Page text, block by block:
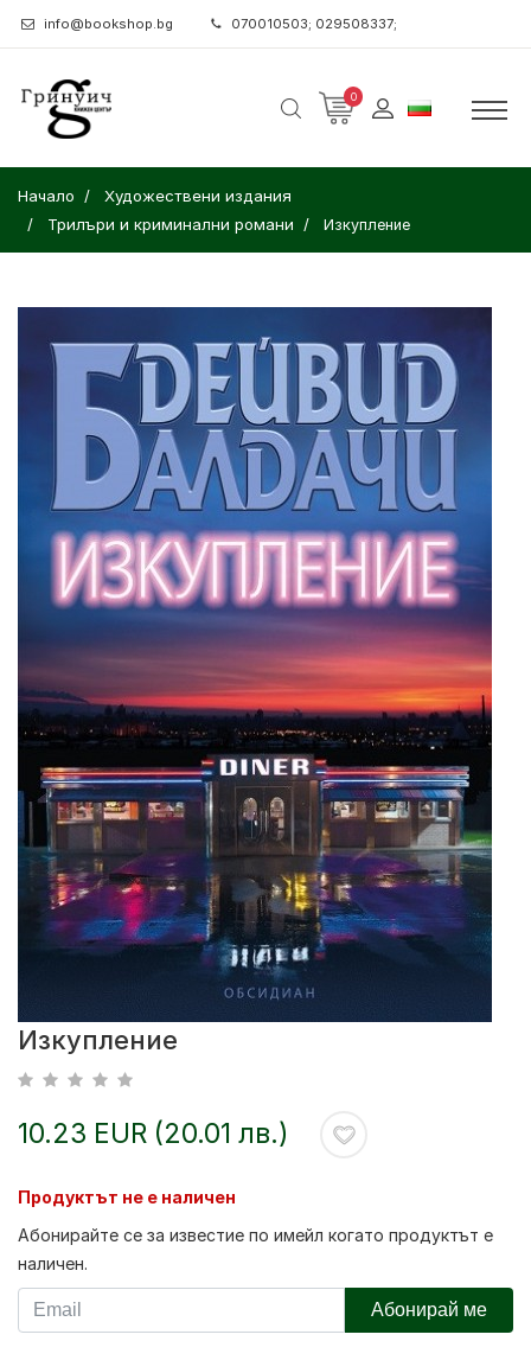
info@bookshop.bg 070010503; 029508337;
0
Начало
Художествени издания
Трилъри и криминални романи
Изкупление
Изкупление
10.23 EUR (20.01 лв.)
Продуктът не е наличен
Абонирайте се за известие по имейл когато продуктът е
наличен.
Абонирай ме